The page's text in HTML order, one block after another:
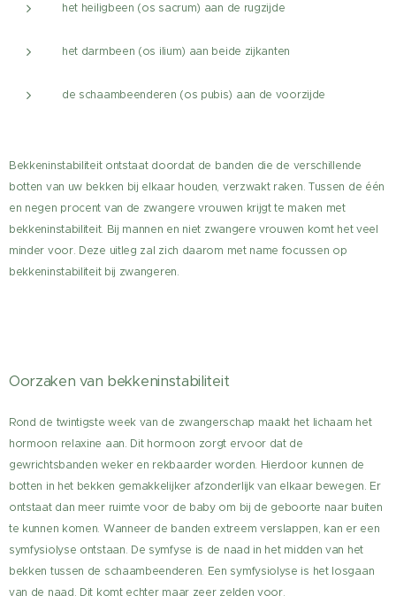
het heiligbeen (os sacrum) aan de rugzijde
het darmbeen (os ilium) aan beide zijkanten
de schaambeenderen (os pubis) aan de voorzijde
Bekkeninstabiliteit ontstaat doordat de banden die de verschillende
botten van uw bekken bij elkaar houden, verzwakt raken. Tussen de één
en negen procent van de zwangere vrouwen krijgt te maken met
bekkeninstabiliteit. Bij mannen en niet zwangere vrouwen komt het veel
minder voor. Deze uitleg zal zich daarom met name focussen op
bekkeninstabiliteit bij zwangeren.
Oorzaken van bekkeninstabiliteit
Rond de twintigste week van de zwangerschap maakt het lichaam het
hormoon relaxine aan. Dit hormoon zorgt ervoor dat de
gewrichtsbanden weker en rekbaarder worden. Hierdoor kunnen de
botten in het bekken gemakkelijker afzonderlijk van elkaar bewegen. Er
ontstaat dan meer ruimte voor de baby om bij de geboorte naar buiten
te kunnen komen. Wanneer de banden extreem verslappen, kan er een
symfysiolyse ontstaan. De symfyse is de naad in het midden van het
bekken tussen de schaambeenderen. Een symfysiolyse is het losgaan
van de naad. Dit komt echter maar zeer zelden voor.